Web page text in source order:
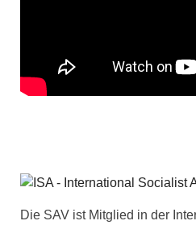
Die SAV ist Mitglied in der